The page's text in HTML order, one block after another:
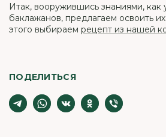
Итак, вооружившись знаниями, как
баклажанов, предлагаем освоить
этого выбираем рецепт из нашей
ПОДЕЛИТЬСЯ